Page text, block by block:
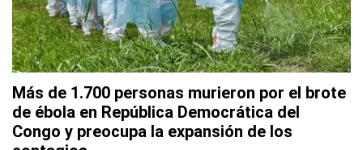
Más de 1.700 personas murieron por el brote
de ébola en República Democrática del
Congo y preocupa la expansión de los